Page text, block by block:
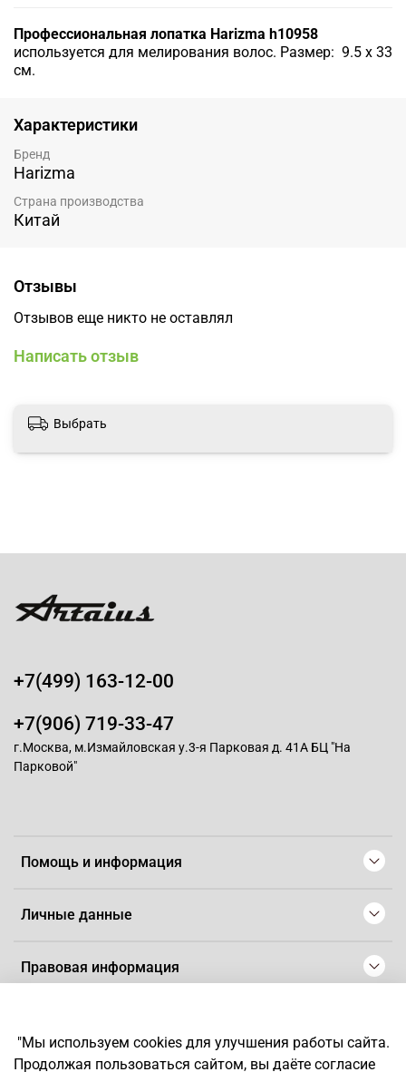
Профессиональная лопатка Harizma h10958
используется для мелирования волос. Размер: 9.5 x 33
см.
Характеристики
Бренд
Harizma
Страна производства
Китай
Отзывы
Отзывов еще никто не оставлял
Написать отзыв
Выбрать
Помощь и информация
Личные данные
Правовая информация
+7(499) 163-12-00
+7(906) 719-33-47
г.Москва, м.Измайловская у.3-я Парковая д. 41А БЦ "На
Парковой"
*Любое использование контента без письменного разрешения
"Мы используем cookies для улучшения работы сайта.
Продолжая пользоваться сайтом, вы даёте согласие